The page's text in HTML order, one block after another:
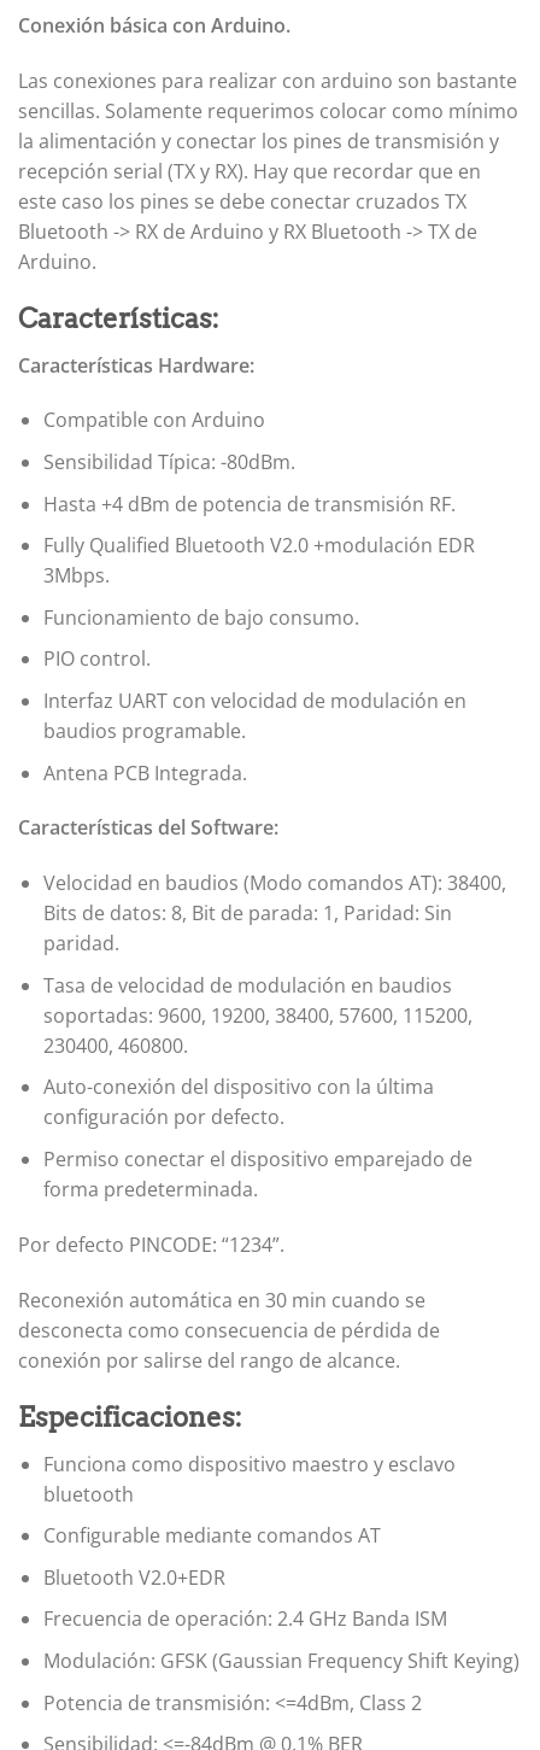
Conexión básica con Arduino.
Las conexiones para realizar con arduino son bastante
sencillas. Solamente requerimos colocar como mínimo
la alimentación y conectar los pines de transmisión y
recepción serial (TX y RX). Hay que recordar que en
este caso los pines se debe conectar cruzados TX
Bluetooth -> RX de Arduino y RX Bluetooth -> TX de
Arduino.
Características:
Características Hardware:
Compatible con Arduino
Sensibilidad Típica: -80dBm.
Hasta +4 dBm de potencia de transmisión RF.
Fully Qualified Bluetooth V2.0 +modulación EDR
3Mbps.
Funcionamiento de bajo consumo.
PIO control.
Interfaz UART con velocidad de modulación en
baudios programable.
Antena PCB Integrada.
Características del Software:
Velocidad en baudios (Modo comandos AT): 38400,
Bits de datos: 8, Bit de parada: 1, Paridad: Sin
paridad.
Tasa de velocidad de modulación en baudios
soportadas: 9600, 19200, 38400, 57600, 115200,
230400, 460800.
Auto-conexión del dispositivo con la última
configuración por defecto.
Permiso conectar el dispositivo emparejado de
forma predeterminada.
Por defecto PINCODE: “1234”.
Reconexión automática en 30 min cuando se
desconecta como consecuencia de pérdida de
conexión por salirse del rango de alcance.
Especificaciones:
Funciona como dispositivo maestro y esclavo
bluetooth
Configurable mediante comandos AT
Bluetooth V2.0+EDR
Frecuencia de operación: 2.4 GHz Banda ISM
Modulación: GFSK (Gaussian Frequency Shift Keying)
Potencia de transmisión: <=4dBm, Class 2
Sensibilidad: <=-84dBm @ 0.1% BER